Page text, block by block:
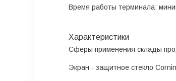
Время работы терминала:
Характеристики
Сферы применения склады
Экран - защитное стекло